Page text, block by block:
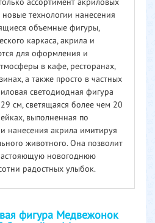
ассортимент акриловых
технологии нанесения
объемные фигуры,
каркаса, акрила и
для оформления и
в кафе, ресторанах,
а также просто в частных
светодиодная фигура
см, светящаяся более чем 20
выполненная по
нанесения акрила имитируя
животного. Она позволит
новогоднюю
радостных улыбок.
фигура Медвежонок